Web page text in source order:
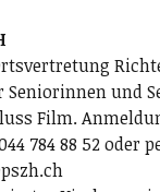
und
Film.
784 88 52 oder